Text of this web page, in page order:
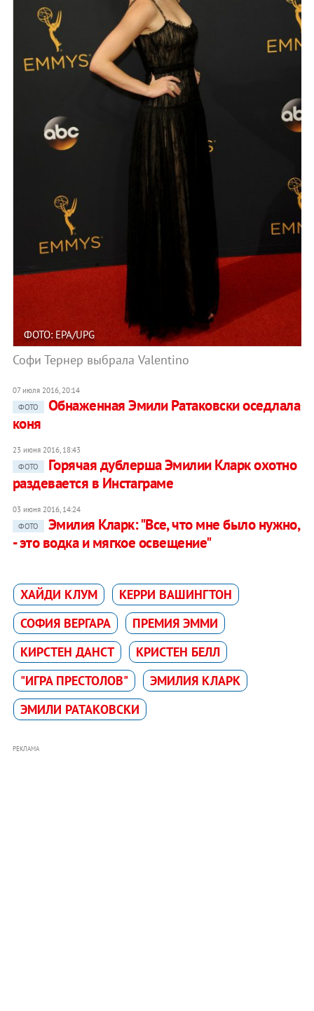
ФОТО: EPA/UPG
Софи Тернер выбрала Valentino
07 июля 2016, 20:14
ФОТО
Обнаженная Эмили Ратаковски оседлала
коня
23 июня 2016, 18:43
ФОТО
Горячая дублерша Эмилии Кларк охотно
раздевается в Инстаграме
03 июня 2016, 14:24
ФОТО
Эмилия Кларк: "Все, что мне было нужно,
- это водка и мягкое освещение"
ХАЙДИ КЛУМ
КЕРРИ ВАШИНГТОН
СОФИЯ ВЕРГАРА
ПРЕМИЯ ЭММИ
КИРСТЕН ДАНСТ
КРИСТЕН БЕЛЛ
"ИГРА ПРЕСТОЛОВ"
ЭМИЛИЯ КЛАРК
ЭМИЛИ РАТАКОВСКИ
РЕКЛАМА